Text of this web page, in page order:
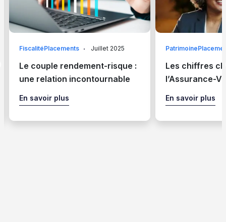
FiscalitéPlacements Juillet 2025
Le couple rendement-risque :
une relation incontournable
En savoir plus
Les chiffres
l’Assurance-
En savoir plus